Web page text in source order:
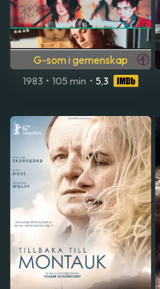
G-som i gemenskap
1983 • 105 min • 5,3